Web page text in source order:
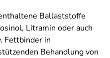
Ballaststoffe
Litramin oder auch
Fettbinder in
Behandlung von